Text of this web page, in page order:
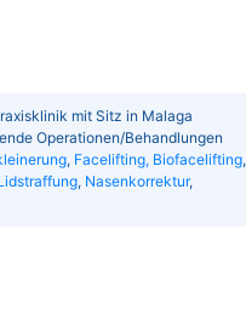
mit Sitz in Malaga
Operationen/Behandlungen
, Facelifting, Biofacelifting,
, Nasenkorrektur,